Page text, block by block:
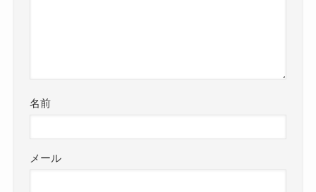
名前
メール